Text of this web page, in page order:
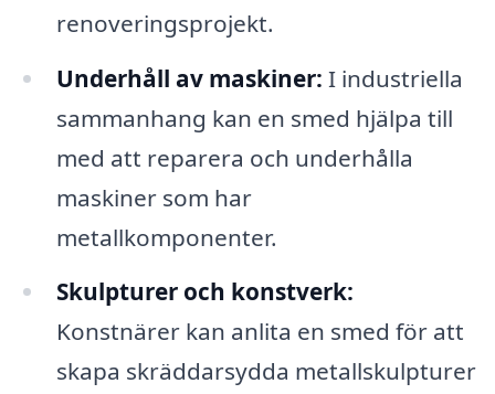
renoveringsprojekt.
Underhåll av maskiner: I industriella
sammanhang kan en smed hjälpa till
med att reparera och underhålla
maskiner som har
metallkomponenter.
Skulpturer och konstverk:
Konstnärer kan anlita en smed för att
skapa skräddarsydda metallskulpturer